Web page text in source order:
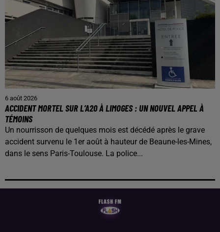
6 août 2026
ACCIDENT MORTEL SUR L’A20 À LIMOGES : UN NOUVEL APPEL À
TÉMOINS
Un nourrisson de quelques mois est décédé après le grave
accident survenu le 1er août à hauteur de Beaune-les-Mines,
dans le sens Paris-Toulouse. La police...